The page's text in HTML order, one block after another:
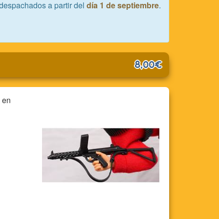
a partir del día 1 de septiembre.
8,00€